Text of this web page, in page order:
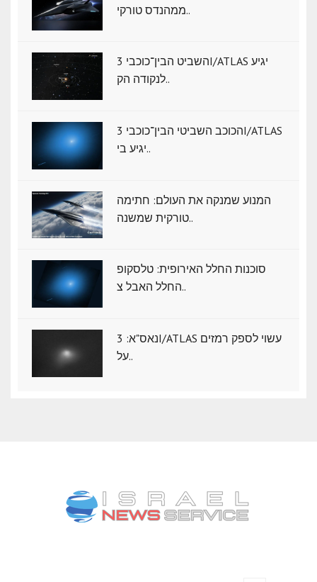
ממהנדס טורקי..
השביט הבין־כוכבי 3I/ATLAS יגיע
לנקודה הק..
הכוכב השביטי הבין־כוכבי 3I/ATLAS
יגיע בי..
המנוע שמנקה את העולם: חתימה
טורקית שמשנה..
סוכנות החלל האירופית: טלסקופ
החלל האבל צ..
נאס"א: ‏3I/ATLAS עשוי לספק רמזים
על..